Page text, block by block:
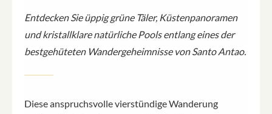
Entdecken Sie üppig grüne Täler, Küstenpanoramen
und kristallklare natürliche Pools entlang eines der
bestgehüteten Wandergeheimnisse von Santo Antao.
Diese anspruchsvolle vierstündige Wanderung